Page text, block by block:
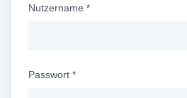
Nutzername *
Passwort *